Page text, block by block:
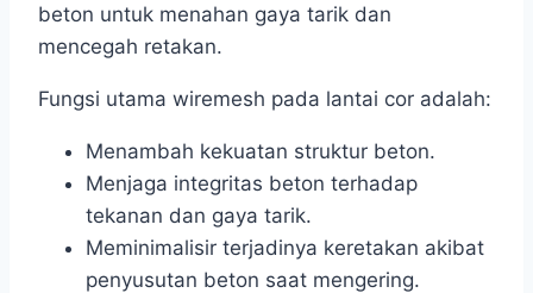
beton untuk menahan gaya tarik dan
mencegah retakan.
Fungsi utama wiremesh pada lantai cor adalah:
Menambah kekuatan struktur beton.
Menjaga integritas beton terhadap
tekanan dan gaya tarik.
Meminimalisir terjadinya keretakan akibat
penyusutan beton saat mengering.